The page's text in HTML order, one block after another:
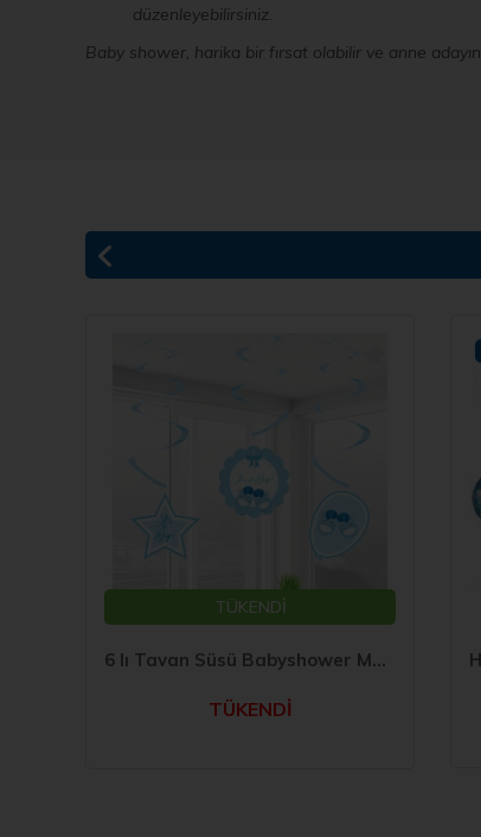
düzenleyebilirsiniz.
Baby shower, harika bir fırsat olabilir ve anne
TÜKENDİ
6 lı Tavan Süsü Babyshower Mavi
TÜKENDİ